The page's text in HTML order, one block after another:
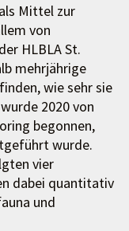
Mittel zur
von
HLBLA St.
mehrjährige
wie sehr sie
2020 von
begonnen,
wurde.
vier
dabei quantitativ
und